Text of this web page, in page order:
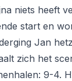
niets heeft
start en
Jan
zich het
9-4.